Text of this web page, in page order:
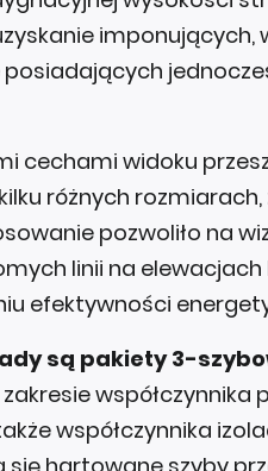
posiadających
cechami widoku
różnych
pozwoliło na
linii na
efektywności
są pakiety 3-
współczynnika
współczynnika